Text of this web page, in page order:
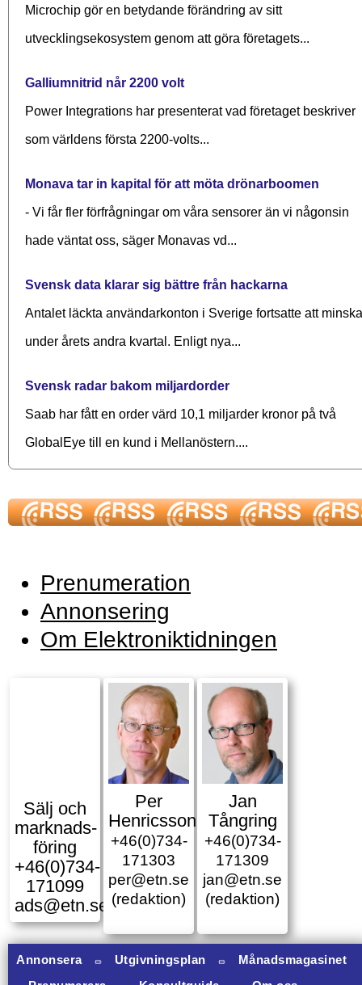
Microchip gör en betydande förändring av sitt
utvecklingsekosystem genom att göra företagets...
Galliumnitrid når 2200 volt
Power Integrations har presenterat vad företaget beskriver
som världens första 2200-volts...
Monava tar in kapital för att möta drönarboomen
- Vi får fler förfrågningar om våra sensorer än vi någonsin
hade väntat oss, säger Monavas vd...
Svensk data klarar sig bättre från hackarna
Antalet läckta användarkonton i Sverige fortsatte att minska
under årets andra kvartal. Enligt nya...
Svensk radar bakom miljardorder
Saab har fått en order värd 10,1 miljarder kronor på två
GlobalEye till en kund i Mellanöstern....
Prenumeration
Annonsering
Om Elektroniktidningen
Sälj och
marknads­
föring
+46(0)734-
171099
ads@etn.se
Per
Henricsson
+46(0)734-
171303
per@etn.se
(redaktion)
Jan
Tångring
+46(0)734-
171309
jan@etn.se
(redaktion)
Annonsera ⏛ Utgivningsplan ⏛
Månadsmagasinet